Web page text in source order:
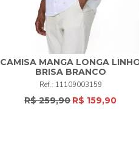
5 6 +
COMPRAR
CAMISA MANGA LONGA
BRISA BRANCO
11109003159
R$ 259,90 R$ 159,90